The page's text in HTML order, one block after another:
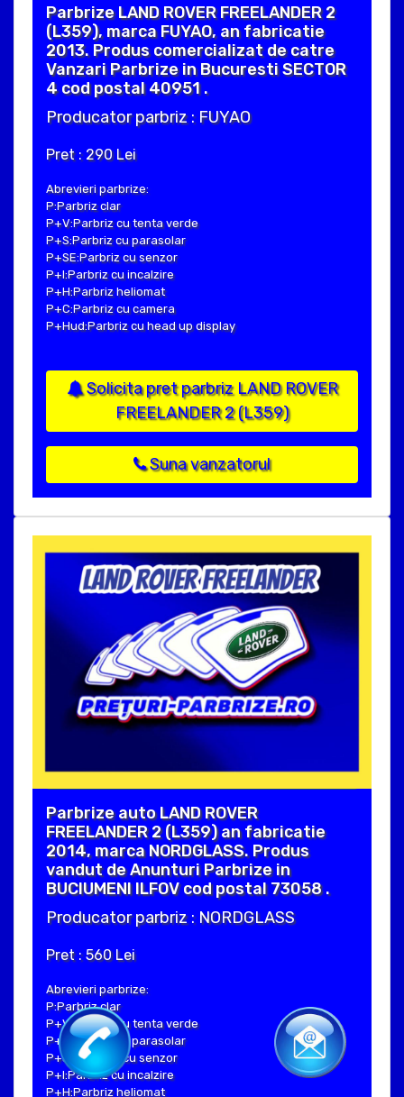
Parbrize LAND ROVER FREELANDER 2
(L359), marca FUYAO, an fabricatie
2013. Produs comercializat de catre
Vanzari Parbrize in Bucuresti SECTOR
4 cod postal 40951 .
Producator parbriz : FUYAO
Pret : 290 Lei
Abrevieri parbrize:
P:Parbriz clar
P+V:Parbriz cu tenta verde
P+S:Parbriz cu parasolar
P+SE:Parbriz cu senzor
P+I:Parbriz cu incalzire
P+H:Parbriz heliomat
P+C:Parbriz cu camera
P+Hud:Parbriz cu head up display
Solicita pret parbriz LAND ROVER
FREELANDER 2 (L359)
Suna vanzatorul
Parbrize auto LAND ROVER
FREELANDER 2 (L359) an fabricatie
2014, marca NORDGLASS. Produs
vandut de Anunturi Parbrize in
BUCIUMENI ILFOV cod postal 73058 .
Producator parbriz : NORDGLASS
Pret : 560 Lei
Abrevieri parbrize:
P:Parbriz clar
P+V:Parbriz cu tenta verde
P+S:Parbriz cu parasolar
P+SE:Parbriz cu senzor
P+I:Parbriz cu incalzire
P+H:Parbriz heliomat